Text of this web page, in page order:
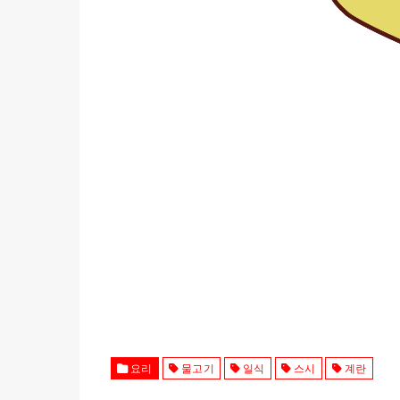
요리 물고기 일식 스시 계란